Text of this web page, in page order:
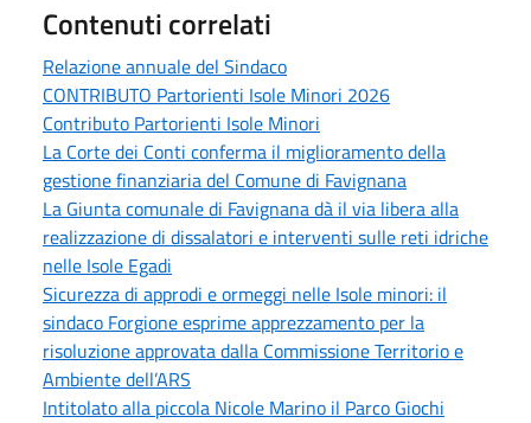
Contenuti correlati
Relazione annuale del Sindaco
CONTRIBUTO Partorienti Isole Minori 2026
Contributo Partorienti Isole Minori
La Corte dei Conti conferma il miglioramento della
gestione finanziaria del Comune di Favignana
La Giunta comunale di Favignana dà il via libera alla
realizzazione di dissalatori e interventi sulle reti idriche
nelle Isole Egadi
Sicurezza di approdi e ormeggi nelle Isole minori: il
sindaco Forgione esprime apprezzamento per la
risoluzione approvata dalla Commissione Territorio e
Ambiente dell’ARS
Intitolato alla piccola Nicole Marino il Parco Giochi